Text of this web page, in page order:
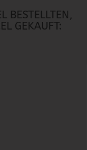
BESTELLTEN,
GEKAUFT: